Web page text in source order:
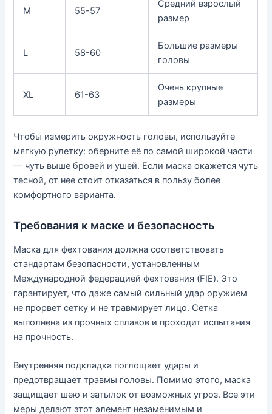
M 55-57
Средний взрослый
размер
L 58-60
Большие размеры
головы
XL 61-63
Очень крупные
размеры
Чтобы измерить окружность головы, используйте
мягкую рулетку: оберните её по самой широкой части
— чуть выше бровей и ушей. Если маска окажется чуть
тесной, от нее стоит отказаться в пользу более
комфортного варианта.
Требования к маске и безопасность
Маска для фехтования должна соответствовать
стандартам безопасности, установленным
Международной федерацией фехтования (FIE). Это
гарантирует, что даже самый сильный удар оружием
не прорвет сетку и не травмирует лицо. Сетка
выполнена из прочных сплавов и проходит испытания
на прочность.
Внутренняя подкладка поглощает удары и
предотвращает травмы головы. Помимо этого, маска
защищает шею и затылок от возможных угроз. Все эти
меры делают этот элемент незаменимым и